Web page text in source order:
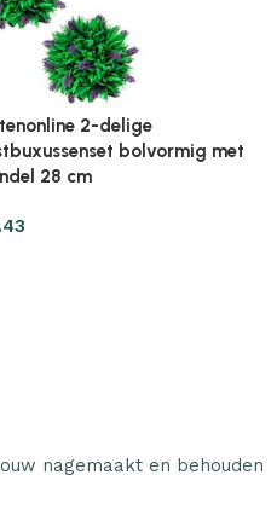
Broeikas 60x45x100
nagemaakt en behouden